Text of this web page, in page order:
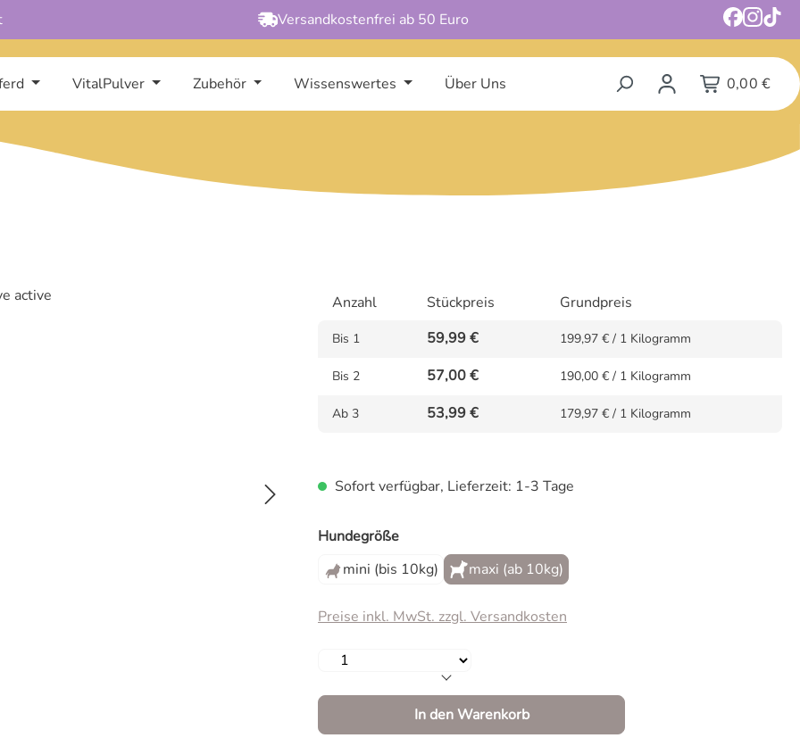
Versandkostenfrei ab 50 Euro
VitalPulver Zubehör Wissenswertes Über Uns 0,00 €
Anzahl Stückpreis Grundpreis
Bis 1 59,99 € 199,97 € / 1 Kilogramm
Bis 2 57,00 € 190,00 € / 1 Kilogramm
Ab 3 53,99 € 179,97 € / 1 Kilogramm
Sofort verfügbar, Lieferzeit: 1-3 Tage
Hundegrößeauswählen
mini (bis 10kg)
maxi (ab 10kg)
Preise inkl. MwSt. zzgl. Versandkosten
Produkt Anzahl: Gib den gewünschten Wert ein
In den Warenkorb